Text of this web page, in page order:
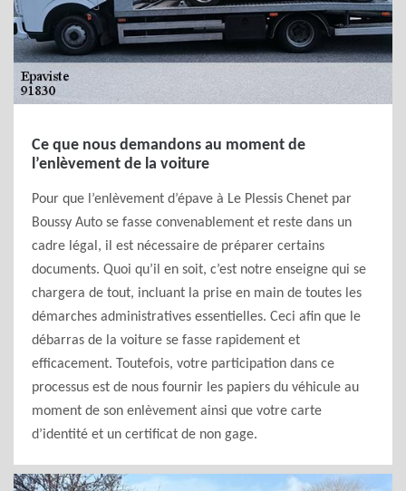
Ce que nous demandons au moment de
l’enlèvement de la voiture
Pour que l’enlèvement d’épave à Le Plessis Chenet par
Boussy Auto se fasse convenablement et reste dans un
cadre légal, il est nécessaire de préparer certains
documents. Quoi qu’il en soit, c’est notre enseigne qui se
chargera de tout, incluant la prise en main de toutes les
démarches administratives essentielles. Ceci afin que le
débarras de la voiture se fasse rapidement et
efficacement. Toutefois, votre participation dans ce
processus est de nous fournir les papiers du véhicule au
moment de son enlèvement ainsi que votre carte
d’identité et un certificat de non gage.